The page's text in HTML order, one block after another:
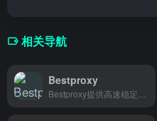
相关导航
Bestproxy